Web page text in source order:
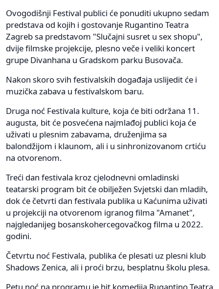
Ovogodišnji Festival publici će ponuditi ukupno sedam
predstava od kojih i gostovanje Rugantino Teatra
Zagreb sa predstavom "Slučajni susret u sex shopu",
dvije filmske projekcije, plesno veče i veliki koncert
grupe Divanhana u Gradskom parku Busovača.
Nakon skoro svih festivalskih događaja uslijedit će i
muzička zabava u festivalskom baru.
Druga noć Festivala kulture, koja će biti održana 11.
augusta, bit će posvećena najmlađoj publici koja će
uživati u plesnim zabavama, druženjima sa
balondžijom i klaunom, ali i u sinhronizovanom crtiću
na otvorenom.
Treći dan festivala kroz cjelodnevni omladinski
teatarski program bit će obilježen Svjetski dan mladih,
dok će četvrti dan festivala publika u Kaćunima uživati
u projekciji na otvorenom igranog filma "Amanet",
najgledanijeg bosanskohercegovačkog filma u 2022.
godini.
Četvrtu noć Festivala, publika će plesati uz plesni klub
Shadows Zenica, ali i proći brzu, besplatnu školu plesa.